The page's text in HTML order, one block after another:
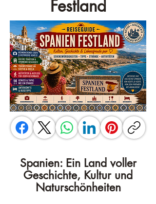
Festland
Spanien: Ein Land voller
Geschichte, Kultur und
Naturschönheiten